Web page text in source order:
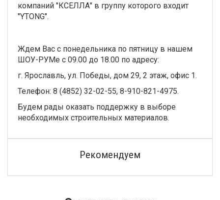
компаний "КСЕЛЛА" в группу которого входит
"YTONG".
Ждем Вас с понедельника по пятницу в нашем
ШОУ-РУМе с 09.00 до 18.00 по адресу:
г. Ярославль, ул. Победы, дом 29, 2 этаж, офис 1.
Телефон: 8 (4852) 32-02-55, 8-910-821-4975.
Будем рады оказать поддержку в выборе
необходимых строительных материалов.
Рекомендуем